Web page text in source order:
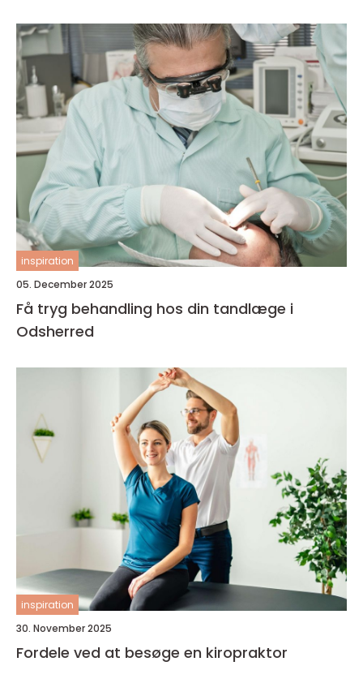
inspiration
05. December 2025
Få tryg behandling hos din tandlæge i
Odsherred
inspiration
30. November 2025
Fordele ved at besøge en kiropraktor